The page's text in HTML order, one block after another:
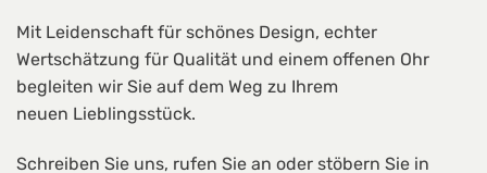
Mit Leidenschaft für schönes Design, echter
Wertschätzung für Qualität und einem offenen Ohr
begleiten wir Sie auf dem Weg zu Ihrem
neuen Lieblingsstück.
Schreiben Sie uns, rufen Sie an oder stöbern Sie in